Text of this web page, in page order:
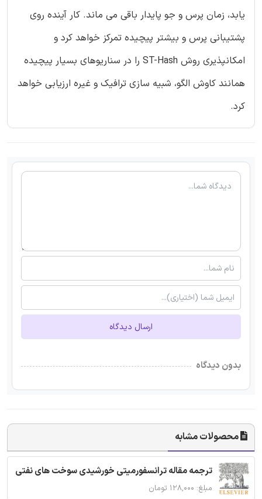
یابد، زمان پرس و جو پایدار باقی می ماند. کار آینده روی
پشتیبانی پرس و بیشتر پیچیده تمرکز خواهد کرد و
امکانپذیری روش ST-Hash را در سناریوهای بسیار پیچیده
همانند کاوش الگو، شبیه سازی ترافیک و غیره ارزیابی خواهد
کرد.
ارسال دیدگاه
بدون دیدگاه
محصولات مشابه
ترجمه مقاله ترانسفورمیتی خورشیدی سوخت های نفتی
مبلغ: ۱۲۸,۰۰۰ تومان